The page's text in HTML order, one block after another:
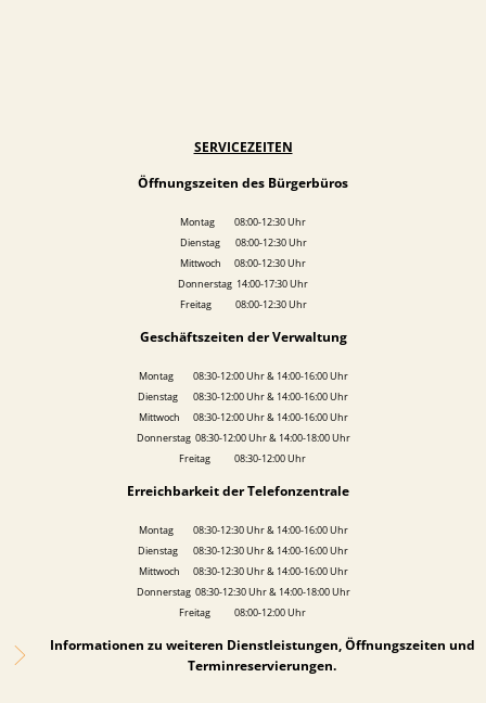
SERVICEZEITEN
Öffnungszeiten des Bürgerbüros
Montag 08:00-12:30 Uhr
Dienstag 08:00-12:30 Uhr
Mittwoch 08:00-12:30 Uhr
Donnerstag 14:00-17:30 Uhr
Freitag 08:00-12:30 Uhr
Geschäftszeiten der Verwaltung
Montag 08:30-12:00 Uhr & 14:00-16:00 Uhr
Dienstag 08:30-12:00 Uhr & 14:00-16:00 Uhr
Mittwoch 08:30-12:00 Uhr & 14:00-16:00 Uhr
Donnerstag 08:30-12:00 Uhr & 14:00-18:00 Uhr
Freitag 08:30-12:00 Uhr
Erreichbarkeit der Telefonzentrale
Montag 08:30-12:30 Uhr & 14:00-16:00 Uhr
Dienstag 08:30-12:30 Uhr & 14:00-16:00 Uhr
Mittwoch 08:30-12:30 Uhr & 14:00-16:00 Uhr
Donnerstag 08:30-12:30 Uhr & 14:00-18:00 Uhr
Freitag 08:00-12:00 Uhr
Informationen zu weiteren Dienstleistungen, Öffnungszeiten und
Terminreservierungen.